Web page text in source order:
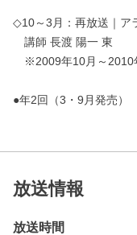
◇10～3月：再放送｜ア
講師 長渡 陽一 東
※2009年10月～2010
●年2回（3・9月発売）
放送情報
放送時間